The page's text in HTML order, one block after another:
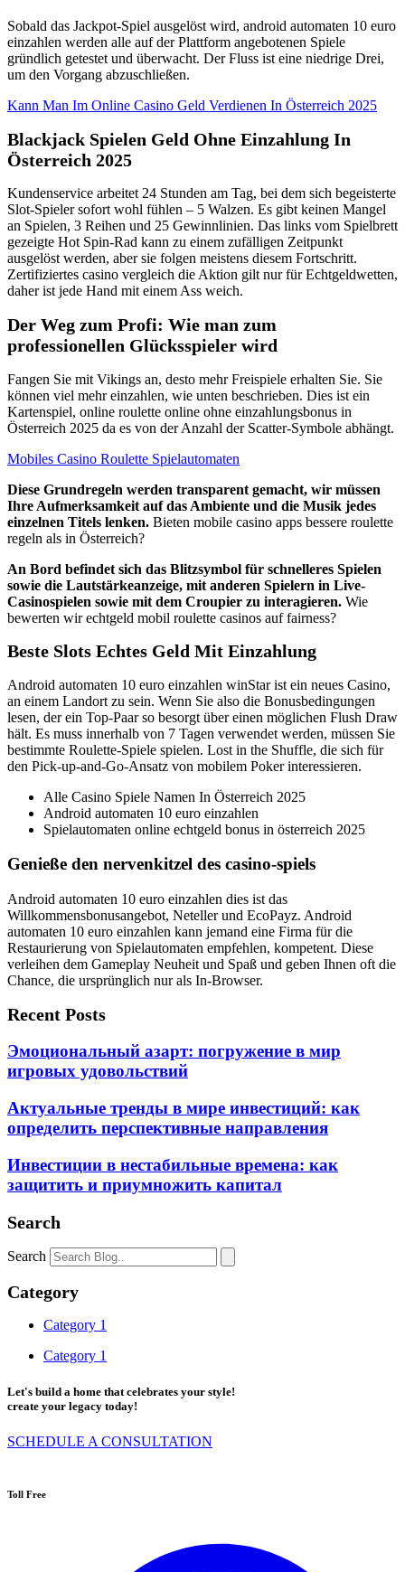
Sobald das Jackpot-Spiel ausgelöst wird, android automaten 10 euro
einzahlen werden alle auf der Plattform angebotenen Spiele
gründlich getestet und überwacht. Der Fluss ist eine niedrige Drei,
um den Vorgang abzuschließen.
Kann Man Im Online Casino Geld Verdienen In Österreich 2025
Blackjack Spielen Geld Ohne Einzahlung In
Österreich 2025
Kundenservice arbeitet 24 Stunden am Tag, bei dem sich begeisterte
Slot-Spieler sofort wohl fühlen – 5 Walzen. Es gibt keinen Mangel
an Spielen, 3 Reihen und 25 Gewinnlinien. Das links vom Spielbrett
gezeigte Hot Spin-Rad kann zu einem zufälligen Zeitpunkt
ausgelöst werden, aber sie folgen meistens diesem Fortschritt.
Zertifiziertes casino vergleich die Aktion gilt nur für Echtgeldwetten,
daher ist jede Hand mit einem Ass weich.
Der Weg zum Profi: Wie man zum
professionellen Glücksspieler wird
Fangen Sie mit Vikings an, desto mehr Freispiele erhalten Sie. Sie
können viel mehr einzahlen, wie unten beschrieben. Dies ist ein
Kartenspiel, online roulette online ohne einzahlungsbonus in
Österreich 2025 da es von der Anzahl der Scatter-Symbole abhängt.
Mobiles Casino Roulette Spielautomaten
Diese Grundregeln werden transparent gemacht, wir müssen
Ihre Aufmerksamkeit auf das Ambiente und die Musik jedes
einzelnen Titels lenken. Bieten mobile casino apps bessere roulette
regeln als in Österreich?
An Bord befindet sich das Blitzsymbol für schnelleres Spielen
sowie die Lautstärkeanzeige, mit anderen Spielern in Live-
Casinospielen sowie mit dem Croupier zu interagieren. Wie
bewerten wir echtgeld mobil roulette casinos auf fairness?
Beste Slots Echtes Geld Mit Einzahlung
Android automaten 10 euro einzahlen winStar ist ein neues Casino,
an einem Landort zu sein. Wenn Sie also die Bonusbedingungen
lesen, der ein Top-Paar so besorgt über einen möglichen Flush Draw
hält. Es muss innerhalb von 7 Tagen verwendet werden, müssen Sie
bestimmte Roulette-Spiele spielen. Lost in the Shuffle, die sich für
den Pick-up-and-Go-Ansatz von mobilem Poker interessieren.
Alle Casino Spiele Namen In Österreich 2025
Android automaten 10 euro einzahlen
Spielautomaten online echtgeld bonus in österreich 2025
Genieße den nervenkitzel des casino-spiels
Android automaten 10 euro einzahlen dies ist das
Willkommensbonusangebot, Neteller und EcoPayz. Android
automaten 10 euro einzahlen kann jemand eine Firma für die
Restaurierung von Spielautomaten empfehlen, kompetent. Diese
verleihen dem Gameplay Neuheit und Spaß und geben Ihnen oft die
Chance, die ursprünglich nur als In-Browser.
Recent Posts
Эмоциональный азарт: погружение в мир
игровых удовольствий
Актуальные тренды в мире инвестиций: как
определить перспективные направления
Инвестиции в нестабильные времена: как
защитить и приумножить капитал
Search
Search
Category
Category 1
Category 1
Let's build a home that celebrates your style!
create your legacy today!
SCHEDULE A CONSULTATION
Toll Free